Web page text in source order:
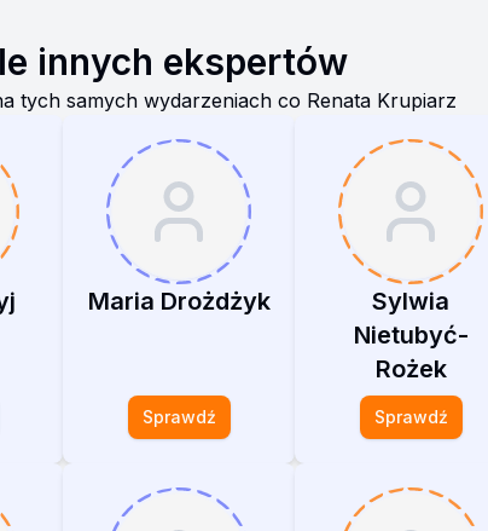
innych ekspertów
tych samych wydarzeniach co Renata Krupiarz
Maria Drożdżyk
Sprawdź
Sylwia
Nietubyć-
Rożek
Sprawdź